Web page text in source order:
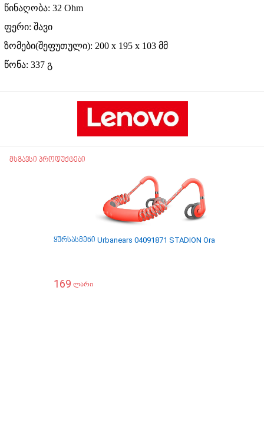
წინაღობა: 32 Ohm
ფერი: შავი
ზომები(შეფუთული): 200 x 195 x 103მმ
წონა: 337გ
მსგავსი პროდუქტები
ყურსასმენი Urbanears 04091871 STADION Orange BT
169 ლარი